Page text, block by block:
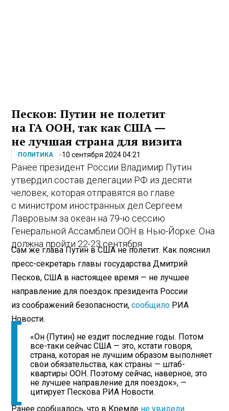
Песков: Путин не полетит
на ГА ООН, так как США —
не лучшая страна для визита
ПОЛИТИКА 10 сентября 2024 04:21
Ранее президент России Владимир Путин
утвердил состав делегации РФ из десяти
человек, которая отправятся во главе
с министром иностранных дел Сергеем
Лавровым за океан на 79-ю сессию
Генеральной Ассамблеи ООН в Нью-Йорке. Она
должна пройти 22-23 сентября.
Сам же глава Путин в США не полетит. Как пояснил
пресс-секретарь главы государства Дмитрий
Песков, США в настоящее время — не лучшее
направление для поездок президента России
из соображений безопасности,сообщило РИА
Новости.
«Он (Путин) не ездит последние годы. Потом
все-таки сейчас США — это, кстати говоря,
страна, которая не лучшим образом выполняет
свои обязательства, как страны — штаб-
квартиры ООН. Поэтому сейчас, наверное, это
не лучшее направление для поездок», —
цитирует Пескова РИА Новости.
Ранее сообщалось, что в Кремле не увидели